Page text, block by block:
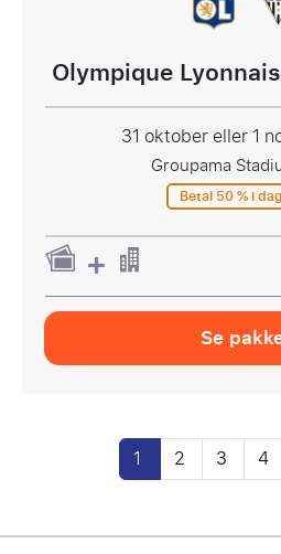
Olympique
31 oktober eller 1
Groupama
Betal 50 % i
Se
1 2 3 4